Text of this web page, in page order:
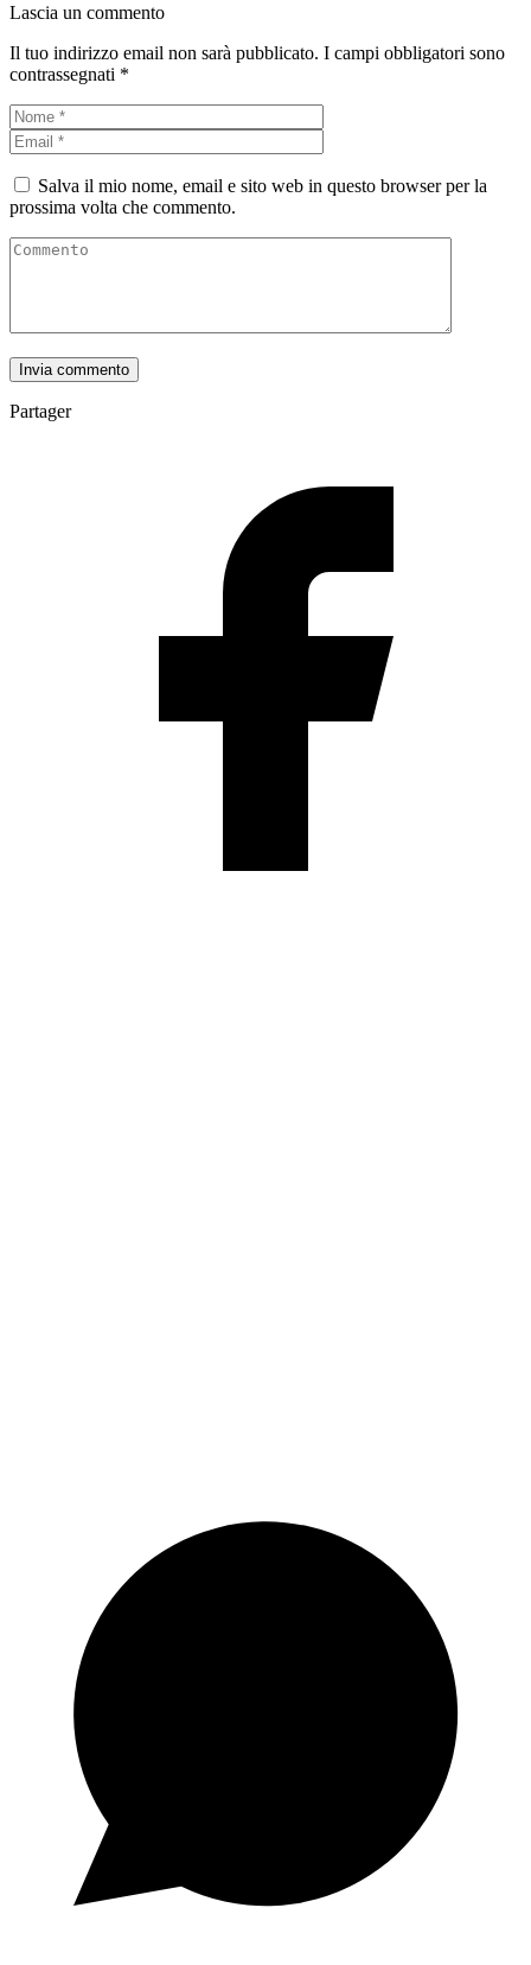
Lascia un commento
Il tuo indirizzo email non sarà pubblicato. I campi obbligatori sono
contrassegnati *
Salva il mio nome, email e sito web in questo browser per la
prossima volta che commento.
Partager